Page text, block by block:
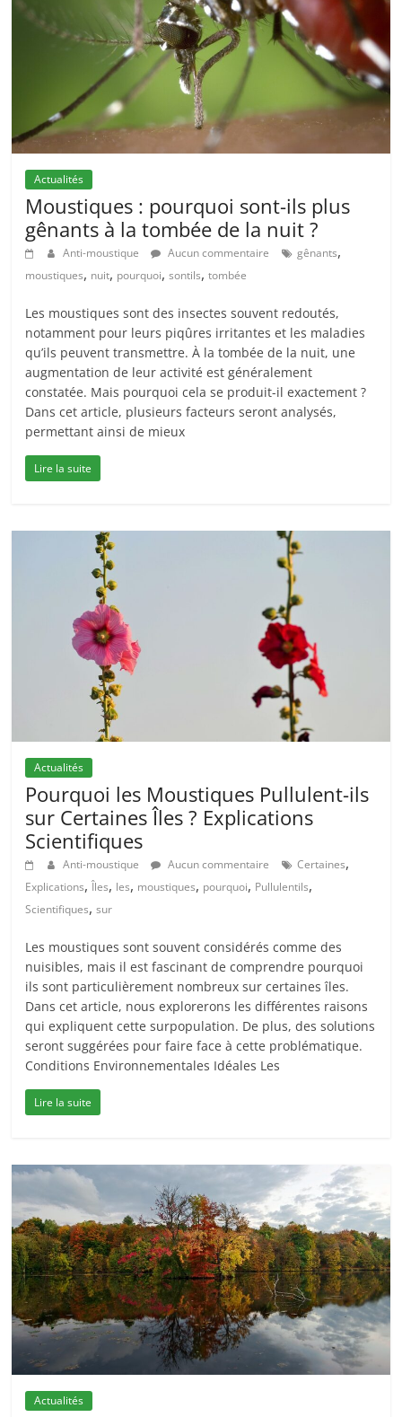
Actualités
Moustiques : pourquoi sont-ils plus
gênants à la tombée de la nuit ?
Anti-moustique Aucun commentaire gênants,
moustiques, nuit, pourquoi,sontils,tombée
Les moustiques sont des insectes souvent redoutés,
notamment pour leurs piqûres irritantes et les maladies
qu’ils peuvent transmettre. À la tombée de la nuit, une
augmentation de leur activité est généralement
constatée. Mais pourquoi cela se produit-il exactement ?
Dans cet article, plusieurs facteurs seront analysés,
permettant ainsi de mieux
Lire la suite
Actualités
Pourquoi les Moustiques Pullulent-ils
sur Certaines Îles ? Explications
Scientifiques
Anti-moustique Aucun commentaire Certaines,
Explications,Îles, les, moustiques, pourquoi, Pullulentils,
Scientifiques,sur
Les moustiques sont souvent considérés comme des
nuisibles, mais il est fascinant de comprendre pourquoi
ils sont particulièrement nombreux sur certaines îles.
Dans cet article, nous explorerons les différentes raisons
qui expliquent cette surpopulation. De plus, des solutions
seront suggérées pour faire face à cette problématique.
Conditions Environnementales Idéales Les
Lire la suite
Actualités